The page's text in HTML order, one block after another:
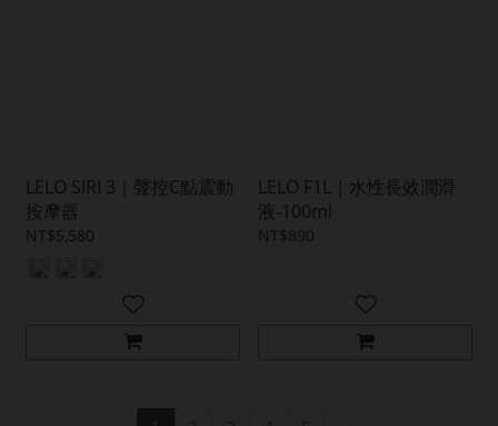
LELO SIRI 3｜聲控C點震動
按摩器
NT$5,580
LELO F1L｜水性長效潤滑
液-100ml
NT$890